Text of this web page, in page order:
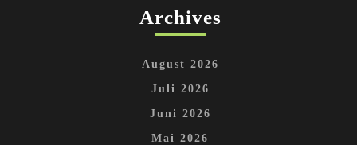
Archives
August 2026
Juli 2026
Juni 2026
Mai 2026